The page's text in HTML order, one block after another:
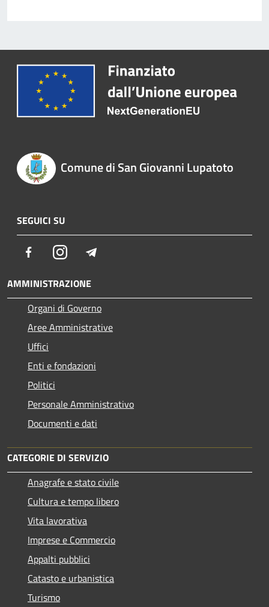
Comune di San Giovanni Lupatoto
SEGUICI SU
FacebookInstagram
AMMINISTRAZIONE
Organi di Governo
Aree Amministrative
Uffici
Enti e fondazioni
Politici
Personale Amministrativo
Documenti e dati
CATEGORIE DI SERVIZIO
Anagrafe e stato civile
Cultura e tempo libero
Vita lavorativa
Imprese e Commercio
Appalti pubblici
Catasto e urbanistica
Turismo